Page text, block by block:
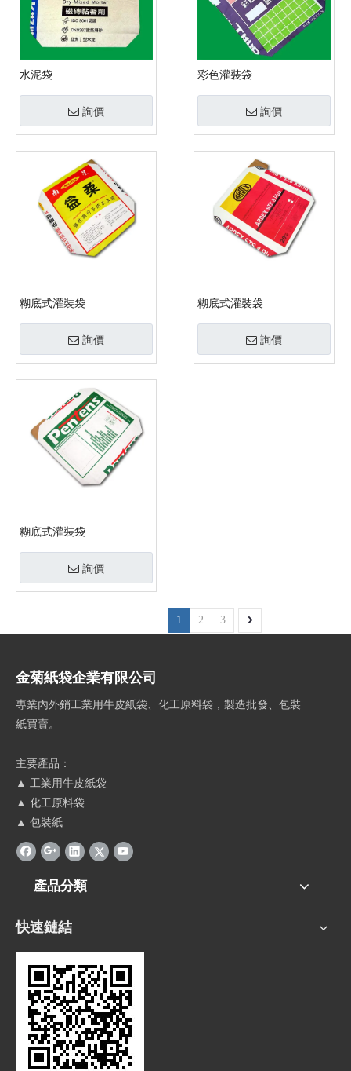
水泥袋
詢價
彩色灌裝袋
詢價
糊底式灌裝袋
詢價
糊底式灌裝袋
詢價
糊底式灌裝袋
詢價
1 2 3
金菊紙袋企業有限公司
專業內外銷工業用牛皮紙袋、化工原料袋，製造批發、包裝
紙買賣。
主要產品：
▲ 工業用牛皮紙袋
▲ 化工原料袋
▲ 包裝紙
產品分類
快速鏈結